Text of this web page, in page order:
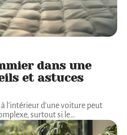
dans une
et astuces
l'intérieur d'une voiture peut
surtout si le…